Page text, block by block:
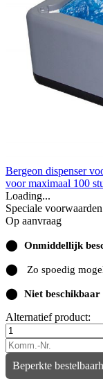
Bergeon dispenser
voor maximaal 100
Loading...
Speciale
Op aanvraag
⬤ Onmiddellijk
⬤ Zo spoedig
⬤ Niet beschikbaar
Alternatief product:
Beperkte